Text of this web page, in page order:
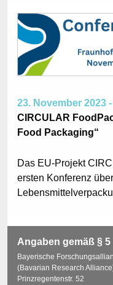
23. November 2023
CIRCULAR
Food Packaging“
Das EU-Projekt
ersten Konferenz
Angaben gemäß § 5
Bayerische
(Bavarian Research
Prinzregentenstr. 52